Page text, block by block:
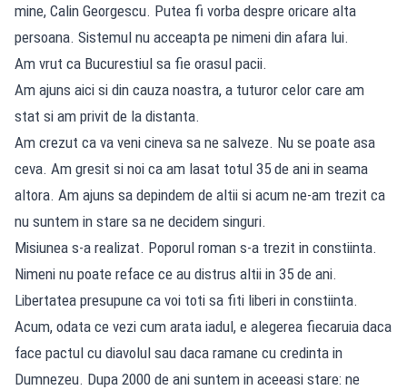
mine, Calin Georgescu. Putea fi vorba despre oricare alta
persoana. Sistemul nu acceapta pe nimeni din afara lui.
Am vrut ca Bucurestiul sa fie orasul pacii.
Am ajuns aici si din cauza noastra, a tuturor celor care am
stat si am privit de la distanta.
Am crezut ca va veni cineva sa ne salveze. Nu se poate asa
ceva. Am gresit si noi ca am lasat totul 35 de ani in seama
altora. Am ajuns sa depindem de altii si acum ne-am trezit ca
nu suntem in stare sa ne decidem singuri.
Misiunea s-a realizat. Poporul roman s-a trezit in constiinta.
Nimeni nu poate reface ce au distrus altii in 35 de ani.
Libertatea presupune ca voi toti sa fiti liberi in constiinta.
Acum, odata ce vezi cum arata iadul, e alegerea fiecaruia daca
face pactul cu diavolul sau daca ramane cu credinta in
Dumnezeu. Dupa 2000 de ani suntem in aceeasi stare: ne